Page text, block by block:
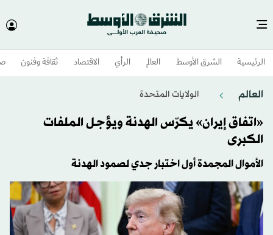
الرئيسية الشرق الأوسط​ العالم الرأي الاقتصاد ثقافة وفنون
العالم الولايات المتحدة​
«اتفاق إيران» يكرّس الهدنة ويؤجل الملفات
الكبرى
الأموال المجمدة أول اختبار جدي لصمود الهدنة